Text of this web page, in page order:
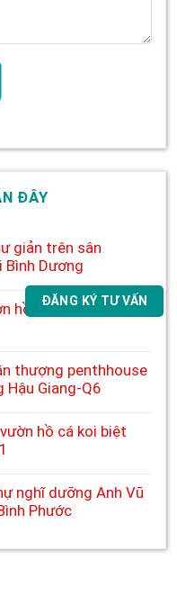
ĐĂNG KÝ TƯ VẤN
ĐÂY
giản trên sân
Bình Dương
hồ bơi nhà biệt thự
thượng penthhouse
Hậu Giang-Q6
hồ cá koi biệt
nghĩ dưỡng Anh Vũ
Phước